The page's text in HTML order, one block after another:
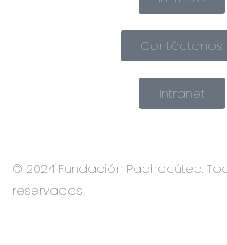
Contáctanos
Intranet
© 2024 Fundación Pachacútec.
reservados